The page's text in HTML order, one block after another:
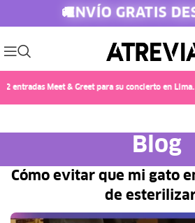
🚚ENVÍO GRATIS
Meet & Greet para su concierto en Lima.
Blog
Cómo evitar que mi gato
de